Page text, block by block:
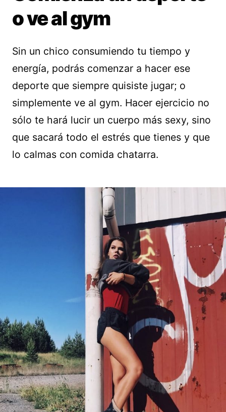
o ve al gym
Sin un chico consumiendo tu tiempo y
energía, podrás comenzar a hacer ese
deporte que siempre quisiste jugar; o
simplemente ve al gym. Hacer ejercicio no
sólo te hará lucir un cuerpo más sexy, sino
que sacará todo el estrés que tienes y que
lo calmas con comida chatarra.